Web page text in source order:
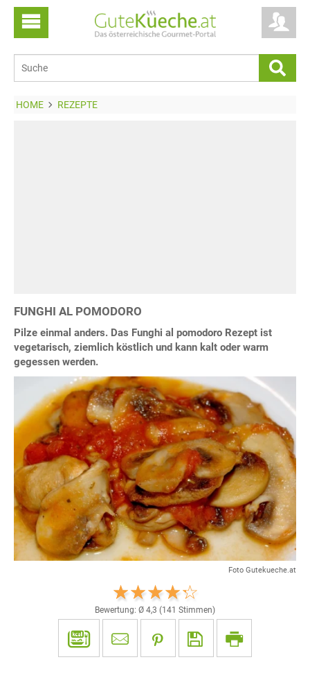
HOME REZEPTE
FUNGHI AL POMODORO
Pilze einmal anders. Das Funghi al pomodoro Rezept ist
vegetarisch, ziemlich köstlich und kann kalt oder warm
gegessen werden.
Foto Gutekueche.at
Bewertung: Ø 4,3 (141 Stimmen)